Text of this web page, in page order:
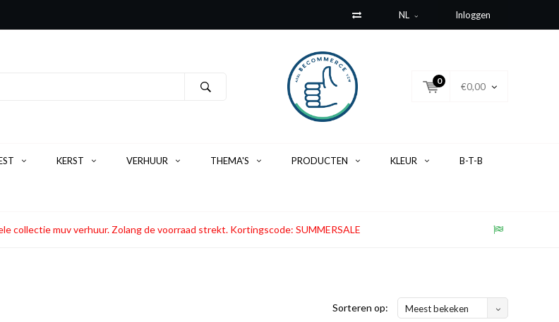
NL Inloggen
0
€0,00
KERST VERHUUR THEMA'S PRODUCTEN KLEUR B-T-B
collectie muv verhuur. Zolang de voorraad strekt. Kortingscode: SUMMERSALE
Sorteren op: Meest bekeken